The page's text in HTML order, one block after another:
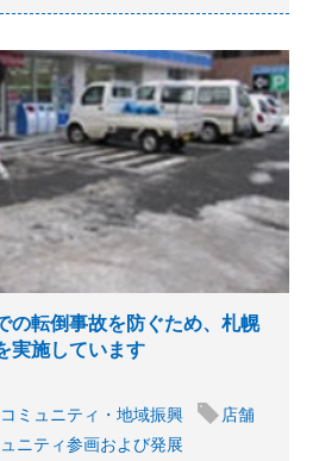
の転倒事故を防ぐため、札幌
実施しています
コミュニティ・地域振興
店舗
ニティ参画および発展